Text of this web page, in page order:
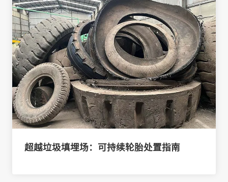
超越垃圾填埋场：可持续轮胎处置指南